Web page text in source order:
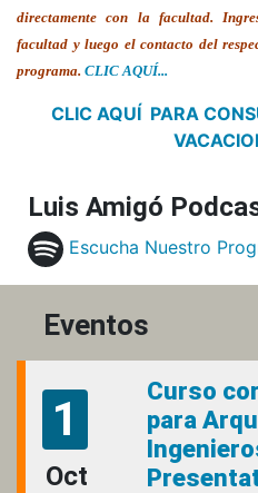
directamente con la facultad.
facultad y luego el contacto del
programa. CLIC AQUÍ...
CLIC AQUÍ PARA
Luis Amigó
Escucha Nuestro
Eventos
1
Oct
Curso
para